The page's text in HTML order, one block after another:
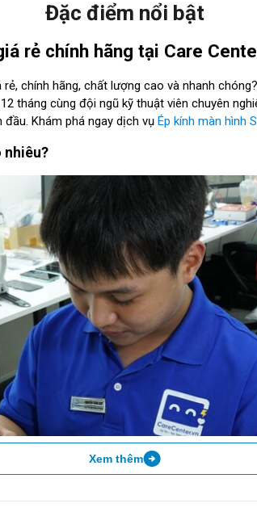
Đặc điểm nổi bật
rẻ chính hãng tại Care
chính hãng, chất lượng cao và nhanh
tháng cùng đội ngũ kỹ thuật viên chuyên
Khám phá ngay dịch vụ Ép kính màn hình
nhiêu?
Xem thêm